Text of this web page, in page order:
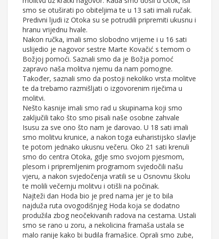
smo se otuširati po obiteljima te u 13 sati imali ručak.
Predivni ljudi iz Otoka su se potrudili pripremiti ukusnu i
hranu vrijednu hvale.
Nakon ručka, imali smo slobodno vrijeme i u 16 sati
uslijedio je nagovor sestre Marte Kovačić s temom o
Božjoj pomoći. Saznali smo da je Božja pomoć
zapravo naša molitva njemu da nam pomogne.
Također, saznali smo da postoji nekoliko vrsta molitve
te da trebamo razmišljati o izgovorenim riječima u
molitvi.
Nešto kasnije imali smo rad u skupinama koji smo
zaključili tako što smo pisali naše osobne zahvale
Isusu za sve ono što nam je darovao. U 18 sati imali
smo molitvu krunice, a nakon toga euharistijsko slavlje
te potom jednako ukusnu večeru. Oko 21 sati krenuli
smo do centra Otoka, gdje smo svojom pjesmom,
plesom i pripremljenim programom svjedočili našu
vjeru, a nakon svjedočenja vratili se u Osnovnu školu
te molili večernju molitvu i otišli na počinak.
Najteži dan Hoda bio je pred nama jer je to bila
najduža ruta ovogodišnjeg Hoda koja se dodatno
produžila zbog neočekivanih radova na cestama. Ustali
smo se rano u zoru, a nekolicina framaša ustala se
malo ranije kako bi budila framašice. Oprali smo zube,